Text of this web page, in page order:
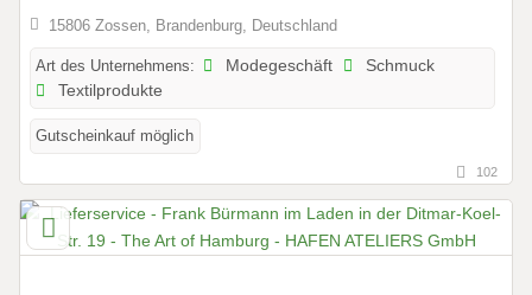
15806 Zossen, Brandenburg, Deutschland
Art des Unternehmens: Modegeschäft
Schmuck
Textilprodukte
Gutscheinkauf möglich
102